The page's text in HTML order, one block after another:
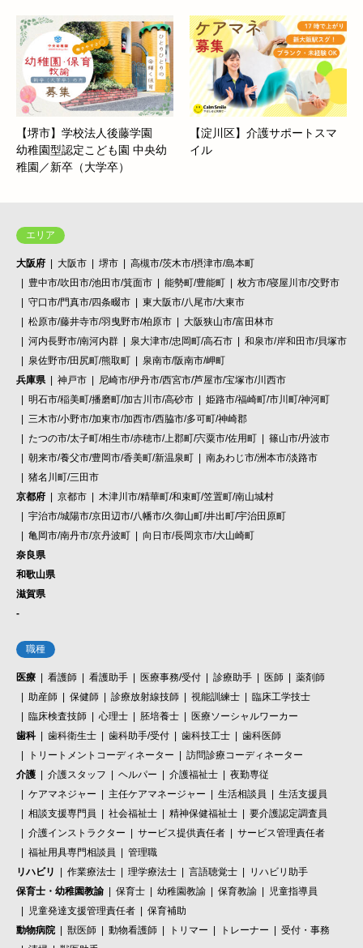
【堺市】学校法人後藤学園
幼稚園型認定こども園 中央幼
稚園／新卒（大学卒）
【淀川区】介護サポートスマ
イル
エリア
大阪府 大阪市 堺市
高槻市/茨木市/摂津市/島本町
豊中市/吹田市/池田市/箕面市
能勢町/豊能町
枚方市/寝屋川市/交野市
守口市/門真市/四条畷市
東大阪市/八尾市/大東市
松原市/藤井寺市/羽曳野市/柏原市
大阪狭山市/富田林市
河内長野市/南河内群
泉大津市/忠岡町/高石市
和泉市/岸和田市/貝塚市
泉佐野市/田尻町/熊取町
泉南市/阪南市/岬町
兵庫県
神戸市
尼崎市/伊丹市/西宮市/芦屋市/宝塚市/川西市
明石市/稲美町/播磨町/加古川市/高砂市
姫路市/福崎町/市川町/神河町
三木市/小野市/加東市/加西市/西脇市/多可町/神崎郡
たつの市/太子町/相生市/赤穂市/上郡町/宍粟市/佐用町
篠山市/丹波市
朝来市/養父市/豊岡市/香美町/新温泉町
南あわじ市/洲本市/淡路市
猪名川町/三田市
京都府
京都市
木津川市/精華町/和束町/笠置町/南山城村
宇治市/城陽市/京田辺市/八幡市/久御山町/井出町/宇治田原町
亀岡市/南丹市/京丹波町
向日市/長岡京市/大山崎町
奈良県
和歌山県
滋賀県
-
職種
医療 看護師 看護助手 医療事務/受付 診療助手 医師
薬剤師
助産師
保健師 診療放射線技師 視能訓練士
臨床工学技士
臨床検査技師
心理士 胚培養士
医療ソーシャルワーカー
歯科
歯科衛生士 歯科助手/受付 歯科技工士
歯科医師
トリートメントコーディネーター
訪問診療コーディネーター
介護
介護スタッフ ヘルパー 介護福祉士
夜勤専従
ケアマネジャー
主任ケアマネージャー 生活相談員
生活支援員
相談支援専門員
社会福祉士 精神保健福祉士
要介護認定調査員
介護インストラクター
サービス提供責任者
サービス管理責任者
福祉用具専門相談員
管理職
リハビリ
作業療法士 理学療法士 言語聴覚士
リハビリ助手
保育士・幼稚園教諭
保育士 幼稚園教諭 保育教諭
児童指導員
児童発達支援管理責任者
保育補助
動物病院
獣医師 動物看護師 トリマー トレーナー
受付・事務